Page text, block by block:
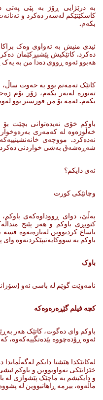
به‌ درێژایی ڕۆژ به‌ پێی په‌تی
کاسکێتێکم له‌سه‌ر ده‌کرد و
بکه‌م.
ئیدی منیش به‌ ته‌واوی وه‌ک
ده‌کرد. کاتێکیش پێشبڕکێمان
هه‌بوو ئه‌وه‌ ڕووی ده‌دا من به‌ یه‌ک
کاتێک تەمەنم بوو بە حه‌وت ساڵ،
ته‌نوره‌ له‌به‌ر بکه‌م، زۆر بۆم
بکه‌م. ئەمە بۆ من قورستر بوو
باوکم خۆی نەیدەتوانی بچێت
خەڵوزەوە له‌ که‌مه‌ری به‌ره‌وخوار
نه‌ده‌کرد. مووچه‌ی
شه‌ڕه‌شه‌ق به‌شی خواردنی
ئه‌ی دایکم؟
وچانێکی کورت
به‌ڵێ، دوای ڕووداوه‌که‌ی
کتوپڕی باوکم و هەر پێنج
یاساغ کردبووین له‌باره‌یه‌وه‌
باوکم به‌ سووکایه‌تیپێکردنه‌وه‌
باوک
نامه‌وێت گوێم له‌ باسی ئه‌و
کچە فیلم گێڕەرەوەکە
باوکم وای ده‌گوت، کاتێک هەر
ئه‌وه‌ ڕۆده‌چووه‌ بێده‌نگییه‌که‌وه‌،
له‌کاتێکدا هێشتا دایکم
خێزانێکی ته‌واوبووین ‌و باوکم
و دایکیشم به‌ ماچێک پێشوازی له‌
ماڵه‌وه‌، بیرمه‌ ڕاهاتبووین له‌